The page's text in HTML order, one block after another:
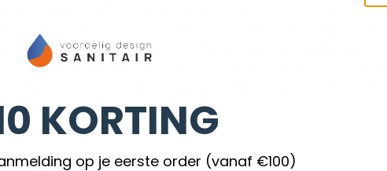
en hoekstopkraan. Kies een compact fontein dat past bij
voor extra opbergruimte. Liever in één keer klaar?
basis die altijd matcht met rosé goud? Bekijk dan onze
jouw gewenste uitvoering niet online of wil je een set
en bundeladvies.
KORTING
op je eerste order (vanaf €100)